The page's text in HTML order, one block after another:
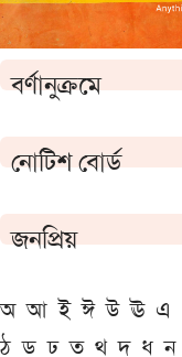
বর্ণানুক্রমে
নোটিশ বোর্ড
জনপ্রিয়
অ আ ই ঈ উ ঊ এ
ঠ ড ঢ ত থ দ ধ ন